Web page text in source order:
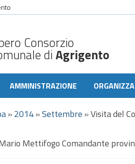
Consorzio
diAgrigento
AMMINISTRAZIONE
»2014»Settembre »Visita del
Mettifogo Comandante